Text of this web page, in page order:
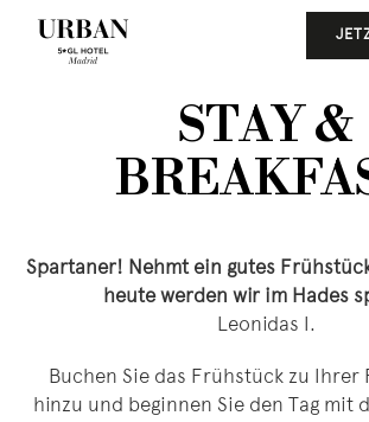
STAY &
Spartaner! Nehmt ein gutes
heute werden wir im Hades
Leonidas I.
Buchen Sie das Frühstück zu Ihrer
hinzu und beginnen Sie den Tag mit